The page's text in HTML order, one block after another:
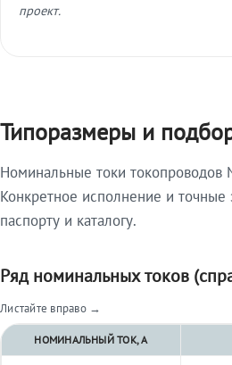
проект.
Типоразмеры и
Номинальные токи токопроводов
Конкретное исполнение и
паспорту и каталогу.
Ряд номинальных токов
Листайте вправо →
НОМИНАЛЬНЫЙ ТОК, А